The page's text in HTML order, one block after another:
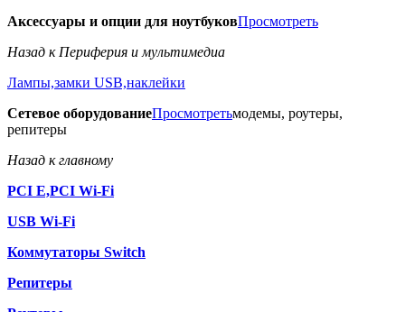
Аксессуары и опции для ноутбуковПросмотреть
Назад к Периферия и мультимедиа
Лампы,замки USB,наклейки
Сетевое оборудованиеПросмотретьмодемы, роутеры,
репитеры
Назад к главному
PCI E,PCI Wi-Fi
USB Wi-Fi
Коммутаторы Switch
Репитеры